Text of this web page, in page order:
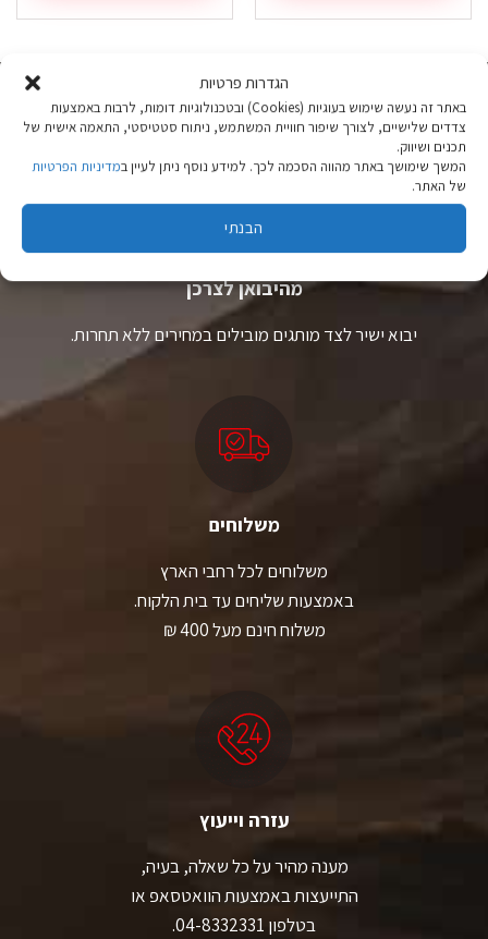
הגדרות פרטיות
באתר זה נעשה שימוש בעוגיות (Cookies) ובטכנולוגיות דומות, לרבות באמצעות
צדדים שלישיים, לצורך שיפור חוויית המשתמש, ניתוח סטטיסטי, התאמה אישית של
תכנים ושיווק.
המשך שימושך באתר מהווה הסכמה לכך. למידע נוסף ניתן לעיין במדיניות הפרטיות
של האתר.
הבנתי
זה
לבחור
את
האפשרויות
בעמוד
המוצר
זה
סוגים.
ניתן
לבחור
את
האפשרויות
בעמוד
המוצר
ציוד טיולים
מהיבואן לצרכן
יבוא ישיר לצד מותגים מובילים במחירים ללא תחרות.
משלוחים
משלוחים לכל רחבי הארץ
באמצעות שליחים עד בית הלקוח.
משלוח חינם מעל 400 ₪
עזרה וייעוץ
מענה מהיר על כל שאלה, בעיה,
התייעצות באמצעות הוואטסאפ או
בטלפון 04-8332331.